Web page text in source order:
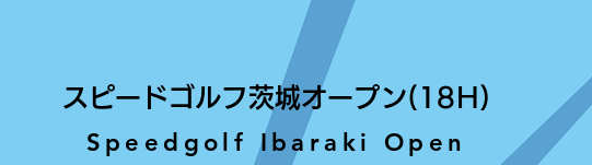
スピードゴルフ茨城オープン(18H)
Speedgolf Ibaraki Open